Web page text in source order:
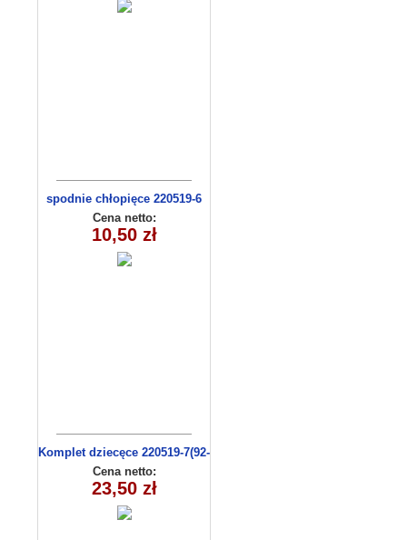
spodnie chłopięce 220519-6
(1- 4) 4 szt
Cena netto:
10,50 zł
Komplet dziecęce 220519-7(92-
110 m)
Cena netto:
23,50 zł